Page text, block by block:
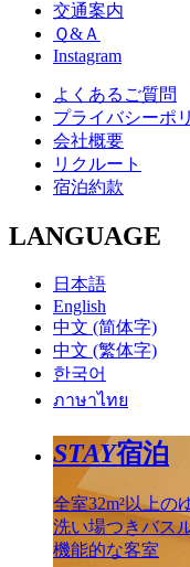
交通案内
Ｑ&Ａ
Instagram
よくあるご質問
プライバシーポ
会社概要
リクルート
宿泊約款
LANGUAGE
日本語
English
中文 (简体字)
中文 (繁体字)
한국어
ภาษาไทย
STAY宿泊
全室32m²以上の
洗い場つきバス
機能的な客室